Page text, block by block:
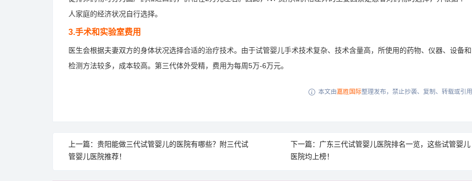
人家庭的经济状况自行选择。
3.手术和实验室费用
医生会根据夫妻双方的身体状况选择合适的治疗技术。由于试管婴儿手术技术复杂、技术含量高，所使用的药物、仪器、设备和
检测方法较多，成本较高。第三代体外受精，费用为每周5万-6万元。
 本文由嘉胜国际整理发布，禁止抄袭、复制、转载或引用
上一篇：贵阳能做三代试管婴儿的医院有哪些？附三代试
管婴儿医院推荐！
下一篇：广东三代试管婴儿医院排名一览，这些试管婴儿
医院均上榜！